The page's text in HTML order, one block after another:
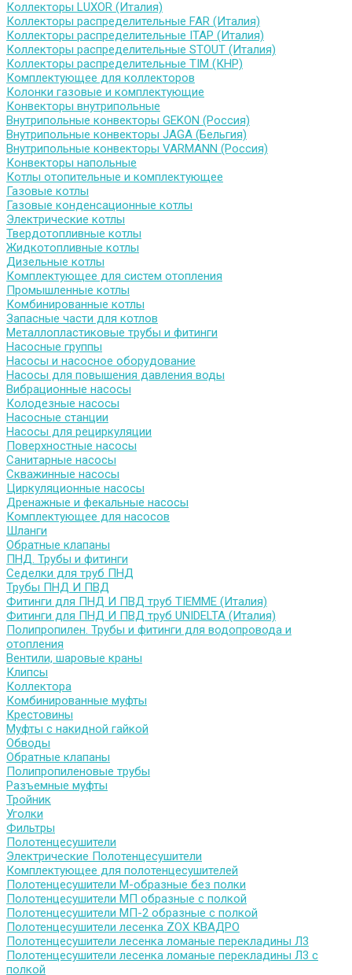
Коллекторы LUXOR (Италия)
Коллекторы распределительные FAR (Италия)
Коллекторы распределительные ITAP (Италия)
Коллекторы распределительные STOUT (Италия)
Коллекторы распределительные TIM (КНР)
Комплектующее для коллекторов
Колонки газовые и комплектующие
Конвекторы внутрипольные
Внутрипольные конвекторы GEKON (Россия)
Внутрипольные конвекторы JAGA (Бельгия)
Внутрипольные конвекторы VARMANN (Россия)
Конвекторы напольные
Котлы отопительные и комплектующее
Газовые котлы
Газовые конденсационные котлы
Электрические котлы
Твердотопливные котлы
Жидкотопливные котлы
Дизельные котлы
Комплектующее для систем отопления
Промышленные котлы
Комбинированные котлы
Запасные части для котлов
Металлопластиковые трубы и фитинги
Насосные группы
Насосы и насосное оборудование
Насосы для повышения давления воды
Вибрационные насосы
Колодезные насосы
Насосные станции
Насосы для рециркуляции
Поверхностные насосы
Санитарные насосы
Скважинные насосы
Циркуляционные насосы
Дренажные и фекальные насосы
Комплектующее для насосов
Шланги
Обратные клапаны
ПНД. Трубы и фитинги
Седелки для труб ПНД
Трубы ПНД И ПВД
Фитинги для ПНД И ПВД труб TIEMME (Италия)
Фитинги для ПНД И ПВД труб UNIDELTA (Италия)
Полипропилен. Трубы и фитинги для водопровода и
отопления
Вентили, шаровые краны
Клипсы
Коллектора
Комбинированные муфты
Крестовины
Муфты с накидной гайкой
Обводы
Обратные клапаны
Полипропиленовые трубы
Разъемные муфты
Тройник
Уголки
Фильтры
Полотенцесушители
Электрические Полотенцесушители
Комплектующее для полотенцесушителей
Полотенцесушители М-образные без полки
Полотенцесушители МП образные с полкой
Полотенцесушители МП-2 образные с полкой
Полотенцесушители лесенка ZOX КВАДРО
Полотенцесушители лесенка ломаные перекладины Л3
Полотенцесушители лесенка ломаные перекладины Л3 с
полкой